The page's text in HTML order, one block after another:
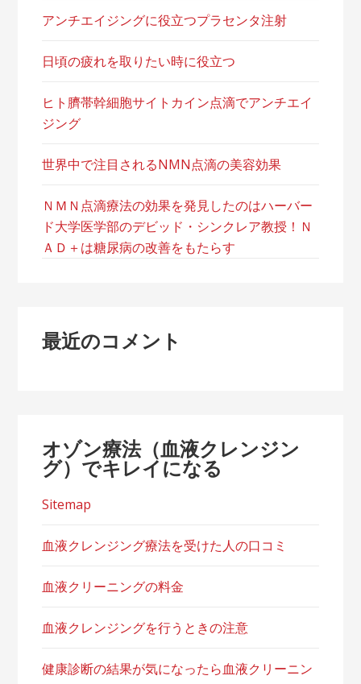
アンチエイジングに役立つプラセンタ注射
日頃の疲れを取りたい時に役立つ
ヒト臍帯幹細胞サイトカイン点滴でアンチエイ
ジング
世界中で注目されるNMN点滴の美容効果
ＮＭＮ点滴療法の効果を発見したのはハーバー
ド大学医学部のデビッド・シンクレア教授！Ｎ
ＡＤ＋は糖尿病の改善をもたらす
最近のコメント
オゾン療法（血液クレンジン
グ）でキレイになる
Sitemap
血液クレンジング療法を受けた人の口コミ
血液クリーニングの料金
血液クレンジングを行うときの注意
健康診断の結果が気になったら血液クリーニン